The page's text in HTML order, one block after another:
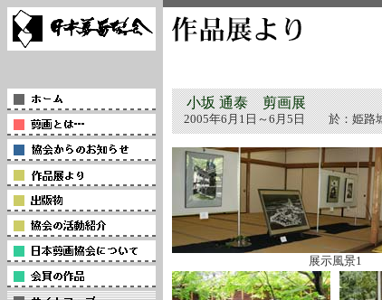
小坂 通泰 剪画展
2005年6月1日～6月5日 於：姫路城
展示風景1